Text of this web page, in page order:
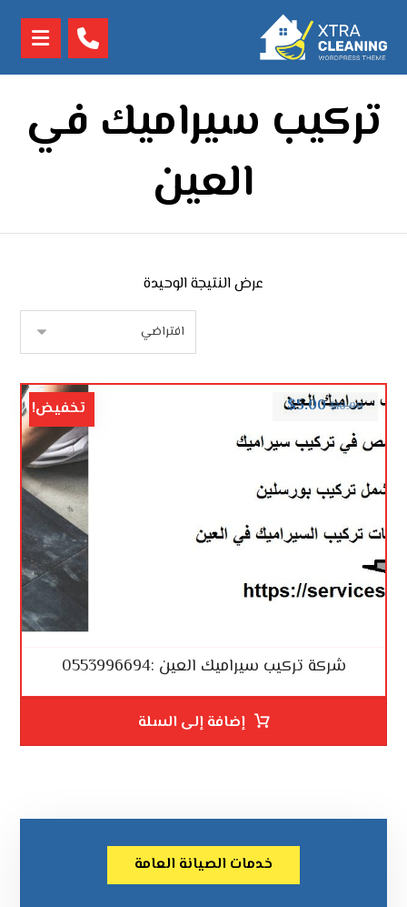
تركيب سيراميك في
العين
عرض النتيجة الوحيدة
شركة تركيب سيراميك العين :0553996694
$10.00
$5.00 تخفيض!
إضافة إلى السلة
خدمات الصيانة العامة